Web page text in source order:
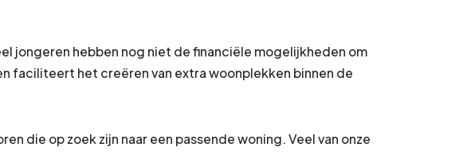
jongeren hebben nog niet de financiële mogelijkheden om
faciliteert het creëren van extra woonplekken binnen de
die op zoek zijn naar een passende woning. Veel van onze